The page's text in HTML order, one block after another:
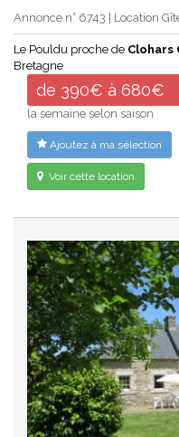
Annonce n° 6743 | Location
Le Pouldu proche de Clohars
Bretagne
de 390€ à 680€
la semaine selon saison
Ajoutez à ma sélection
Voir cette location